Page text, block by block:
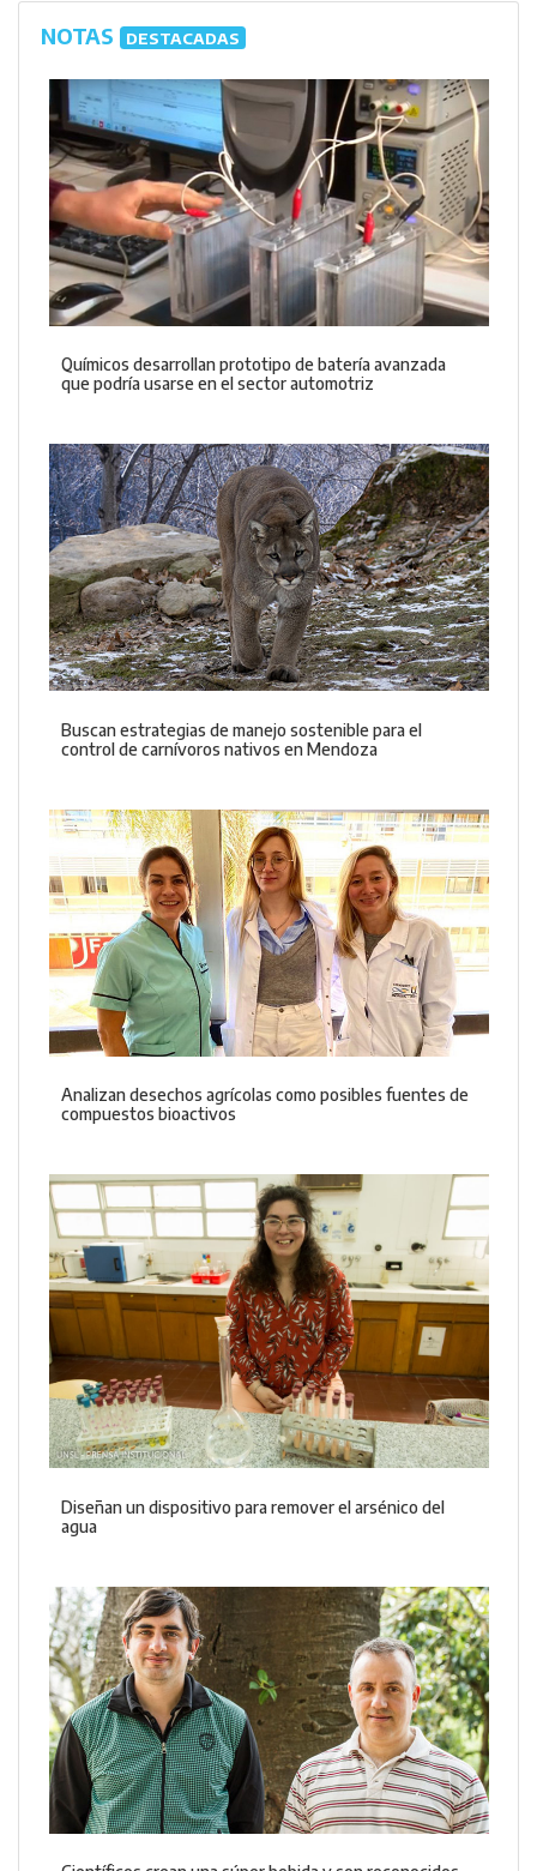
NOTAS DESTACADAS
Químicos desarrollan prototipo de batería avanzada
que podría usarse en el sector automotriz
Buscan estrategias de manejo sostenible para el
control de carnívoros nativos en Mendoza
Analizan desechos agrícolas como posibles fuentes de
compuestos bioactivos
Diseñan un dispositivo para remover el arsénico del
agua